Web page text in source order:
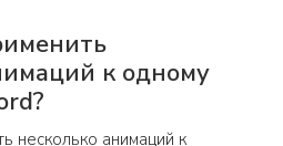
к одному
несколько анимаций к